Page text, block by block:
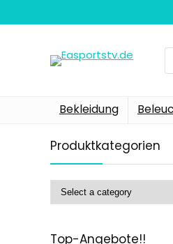
Bekleidung
Produktkategorien
Top-Angebote!!